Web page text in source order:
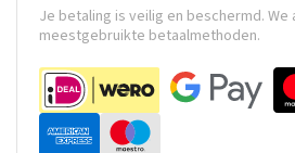
Je betaling is veilig en beschermd.
meestgebruikte betaalmethoden.